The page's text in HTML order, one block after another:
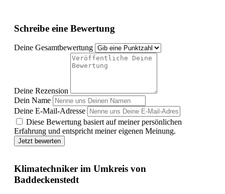
Schreibe eine Bewertung
Deine Gesamtbewertung
Deine Rezension
Dein Name
Deine E-Mail-Adresse
Diese Bewertung basiert auf meiner persönlichen
Erfahrung und entspricht meiner eigenen Meinung.
Jetzt bewerten
Klimatechniker im Umkreis von
Baddeckenstedt